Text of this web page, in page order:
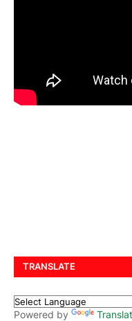
TRANSLATE
Powered by